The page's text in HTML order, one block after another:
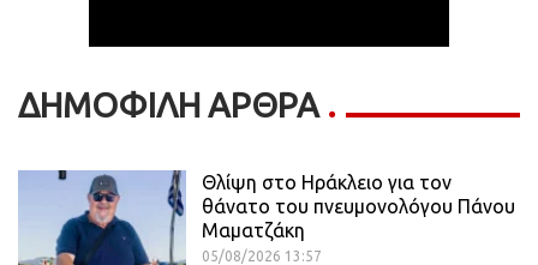
ΔΗΜΟΦΙΛΗ ΑΡΘΡΑ
Θλίψη στο Ηράκλειο για τον
θάνατο του πνευμονολόγου Πάνου
Μαματζάκη
05/08/2026 13:57